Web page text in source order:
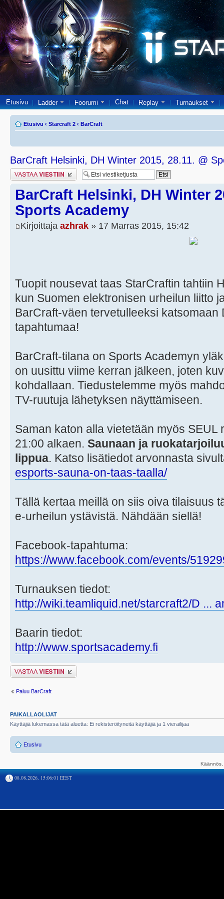
Etusivu Ladder Foorumi Chat Replay Turnaukset
Etusivu ‹ Starcraft 2 ‹ BarCraft
BarCraft Helsinki, DH Winter 2015, 28.11. @
Lähetä vastaus
BarCraft Helsinki, DH Winter
Sports Academy
Kirjoittaja azhrak » 17 Marras 2015, 15:42
Tuopit nousevat taas StarCraftin tahtiin
kun Suomen elektronisen urheilun liitto
BarCraft-väen tervetulleeksi
tapahtumaa!
BarCraft-tilana on Sports Academyn
on uusittu viime kerran jälkeen, joten
kohdallaan. Tiedustelemme myös
TV-ruutuja lähetyksen näyttämiseen.
Saman katon alla vietetään myös
21:00 alkaen. Saunaan ja
lippua. Katso lisätiedot arvonnasta
esports-sauna-on-taas-taalla/
Tällä kertaa meillä on siis oiva tilaisuus
e-urheilun ystävistä. Nähdään siellä!
Facebook-tapahtuma:
https://www.facebook.com/events/
Turnauksen tiedot:
http://wiki.teamliquid.net/starcraft2/D ...
Baarin tiedot:
http://www.sportsacademy.fi
Lähetä vastaus
Paluu BarCraft
PAIKALLAOLIJAT
Käyttäjiä lukemassa tätä aluetta: Ei rekisteröityneitä käyttäjiä ja 1 vierailijaa
Etusivu
08.08.2026, 15:06:01 EEST